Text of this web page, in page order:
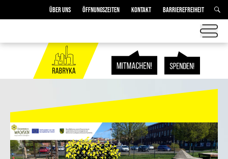
ÜBER UNS ÖFFNUNGSZEITEN KONTAKT BARRIEREFREIHEIT